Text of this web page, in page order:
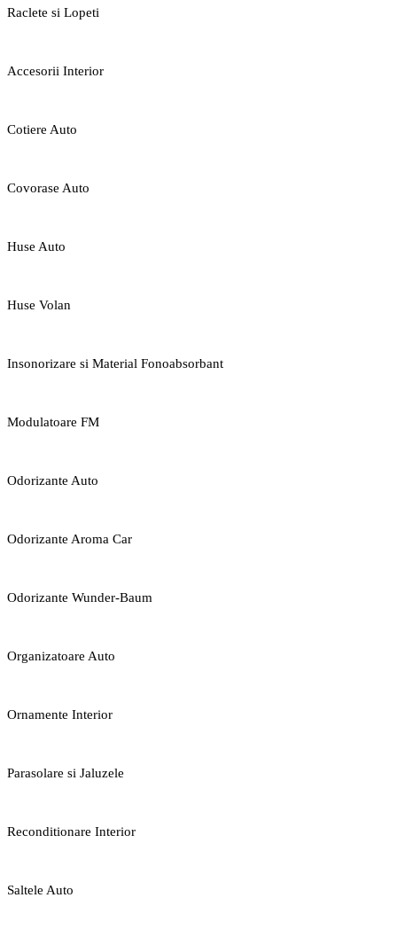
Raclete si Lopeti
Accesorii Interior
Cotiere Auto
Covorase Auto
Huse Auto
Huse Volan
Insonorizare si Material Fonoabsorbant
Modulatoare FM
Odorizante Auto
Odorizante Aroma Car
Odorizante Wunder-Baum
Organizatoare Auto
Ornamente Interior
Parasolare si Jaluzele
Reconditionare Interior
Saltele Auto